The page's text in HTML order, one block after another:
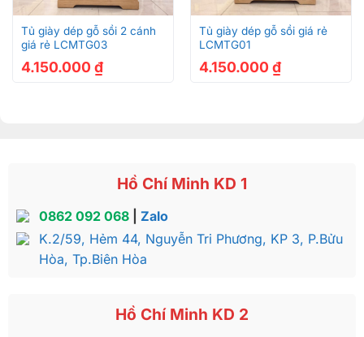
Tủ giày dép gỗ sồi 2 cánh
giá rẻ LCMTG03
4.150.000 ₫
Tủ giày dép gỗ sồi giá rẻ
LCMTG01
4.150.000 ₫
Hồ Chí Minh KD 1
0862 092 068| Zalo
K.2/59, Hẻm 44, Nguyễn Tri Phương, KP 3, P.Bửu
Hòa, Tp.Biên Hòa
Hồ Chí Minh KD 2